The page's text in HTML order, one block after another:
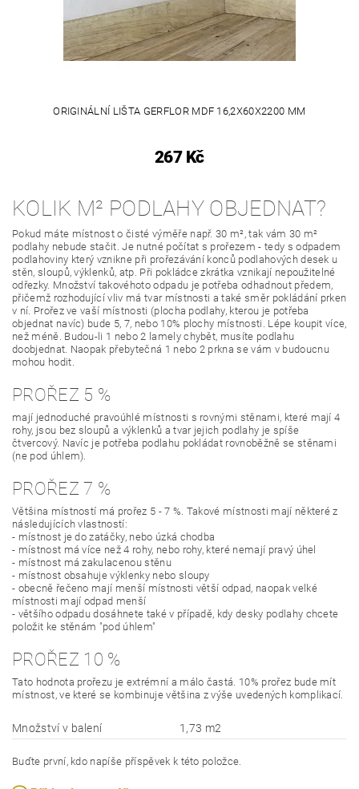
ORIGINÁLNÍ LIŠTA GERFLOR MDF 16,2X60X2200 MM
267 Kč
KOLIK M² PODLAHY OBJEDNAT?
Pokud máte místnost o čisté výměře např. 30 m², tak vám 30 m²
podlahy nebude stačit. Je nutné počítat s prořezem - tedy s odpadem
podlahoviny který vznikne při prořezávání konců podlahových desek u
stěn, sloupů, výklenků, atp. Při pokládce zkrátka vznikají nepoužitelné
odřezky. Množství takovéhoto odpadu je potřeba odhadnout předem,
přičemž rozhodující vliv má tvar místnosti a také směr pokládání prken
v ní. Prořez ve vaší místnosti (plocha podlahy, kterou je potřeba
objednat navíc) bude 5, 7, nebo 10% plochy místnosti. Lépe koupit více,
než méně. Budou-li 1 nebo 2 lamely chybět, musíte podlahu
doobjednat. Naopak přebytečná 1 nebo 2 prkna se vám v budoucnu
mohou hodit.
PROŘEZ 5 %
mají jednoduché pravoúhlé místnosti s rovnými stěnami, které mají 4
rohy, jsou bez sloupů a výklenků a tvar jejich podlahy je spíše
čtvercový. Navíc je potřeba podlahu pokládat rovnoběžně se stěnami
(ne pod úhlem).
PROŘEZ 7 %
Většina místností má prořez 5 - 7 %. Takové místnosti mají některé z
následujících vlastností:
- místnost je do zatáčky, nebo úzká chodba
- místnost má více než 4 rohy, nebo rohy, které nemají pravý úhel
- místnost má zakulacenou stěnu
- místnost obsahuje výklenky nebo sloupy
- obecně řečeno mají menší místnosti větší odpad, naopak velké
místnosti mají odpad menší
- většího odpadu dosáhnete také v případě, kdy desky podlahy chcete
položit ke stěnám "pod úhlem"
PROŘEZ 10 %
Tato hodnota prořezu je extrémní a málo častá. 10% prořez bude mít
místnost, ve které se kombinuje většina z výše uvedených komplikací.
Množství v balení 1,73 m2
Buďte první, kdo napíše příspěvek k této položce.